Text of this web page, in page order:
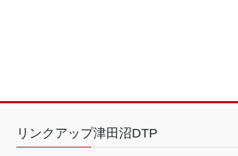
リンクアップ津田沼DTP